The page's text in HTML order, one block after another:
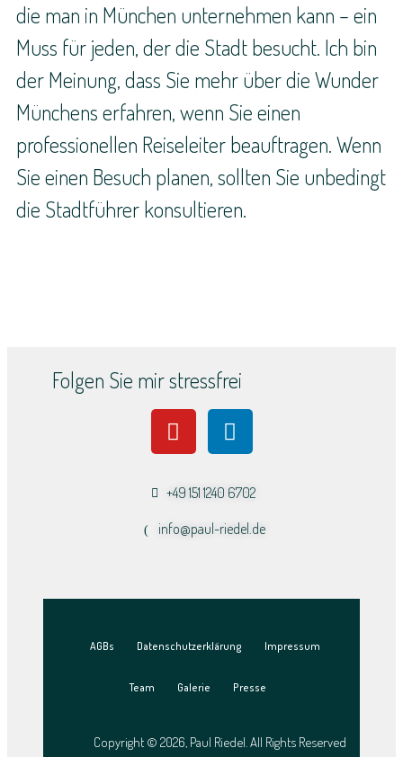
die man in München unternehmen kann – ein
Muss für jeden, der die Stadt besucht. Ich bin
der Meinung, dass Sie mehr über die Wunder
Münchens erfahren, wenn Sie einen
professionellen Reiseleiter beauftragen. Wenn
Sie einen Besuch planen, sollten Sie unbedingt
die Stadtführer konsultieren.
Folgen Sie mir stressfrei
+49 151 1240 6702
info@paul-riedel.de​
Copyright © 2026, Paul Riedel. All Rights Reserved
AGBs Datenschutzerklärung Impressum
Team Galerie Presse